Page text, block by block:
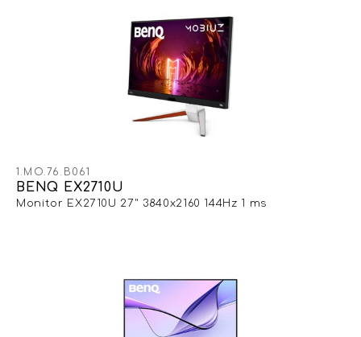
1.MO.76.B061
BENQ EX2710U
Monitor EX2710U 27" 3840x2160 144Hz 1 ms